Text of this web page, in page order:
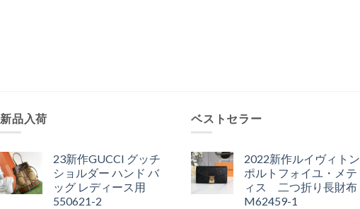
新品入荷
23新作GUCCI グッチ
ショルダー ハンド バ
ッグ レディース用
550621-2
ベストセラー
2022新作ルイヴィトン
ポルトフォイユ・メテ
ィス 二つ折り長財布
M62459-1